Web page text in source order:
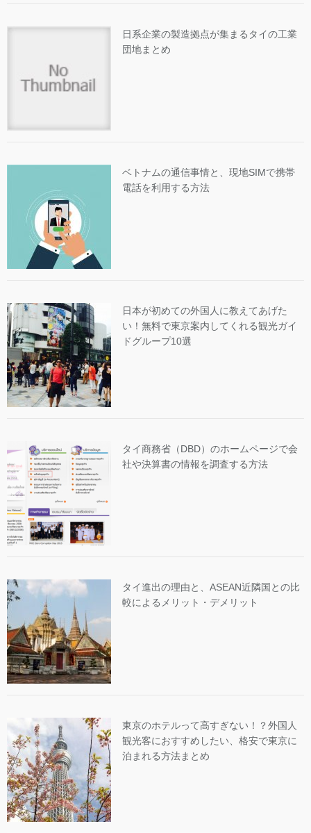
日系企業の製造拠点が集まるタイの工業
団地まとめ
ベトナムの通信事情と、現地SIMで携帯
電話を利用する方法
日本が初めての外国人に教えてあげた
い！無料で東京案内してくれる観光ガイ
ドグループ10選
タイ商務省（DBD）のホームページで会
社や決算書の情報を調査する方法
タイ進出の理由と、ASEAN近隣国との比
較によるメリット・デメリット
東京のホテルって高すぎない！？外国人
観光客におすすめしたい、格安で東京に
泊まれる方法まとめ